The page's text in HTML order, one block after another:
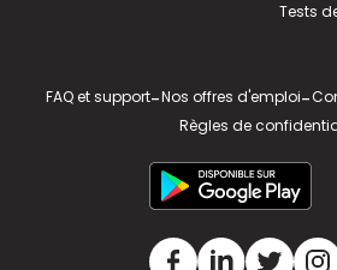
Tests
FAQ et support-Nos offres d'emploi-
Règles de